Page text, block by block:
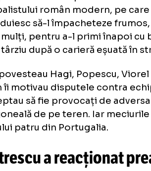
adapta când văd că felul în
de cel în care se arbitrează în
L-ați urmărit aseară pe Louis
străduiesc să-l împacheteze
mai mulți, pentru a-l primi
mai târziu după o carieră
Îmi povesteau Hagi,
cum îi motivau disputele
așteptau să fie provocați de